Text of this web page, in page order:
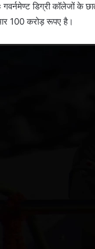
गवर्नमेण्ट डिग्री कॉलेजों के
100 करोड़ रूपए है।